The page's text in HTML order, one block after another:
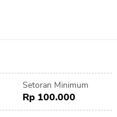
Setoran Minimum
Rp 100.000